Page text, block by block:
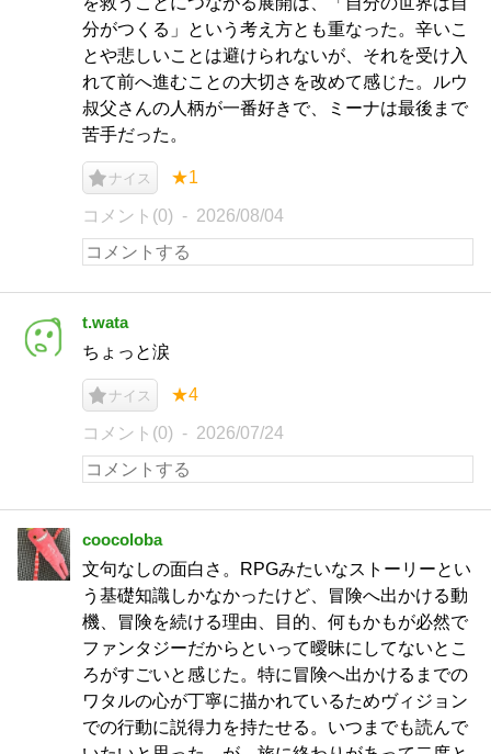
分がつくる」という考え方とも重なった。辛いこ
とや悲しいことは避けられないが、それを受け入
れて前へ進むことの大切さを改めて感じた。ルウ
叔父さんの人柄が一番好きで、ミーナは最後まで
苦手だった。
ナイス ★1
コメント(0) 2026/08/04
t.wata
ちょっと涙
ナイス ★4
コメント(0) 2026/07/24
coocoloba
文句なしの面白さ。RPGみたいなストーリーとい
う基礎知識しかなかったけど、冒険へ出かける動
機、冒険を続ける理由、目的、何もかもが必然で
ファンタジーだからといって曖昧にしてないとこ
ろがすごいと感じた。特に冒険へ出かけるまでの
ワタルの心が丁寧に描かれているためヴィジョン
での行動に説得力を持たせる。いつまでも読んで